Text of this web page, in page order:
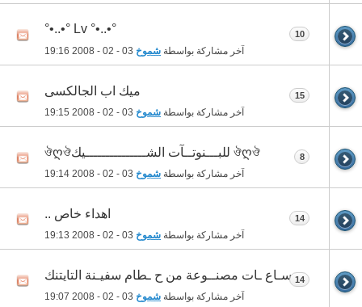
°•..•° Lv °•..•°
آخر مشاركة بواسطة شموخ 19:16
10
ميك اب الجالكسى
آخر مشاركة بواسطة شموخ 19:15
15
ঔღঔ للبـــنوتــآت الشـــــــــــــــيكঔღঔ
آخر مشاركة بواسطة شموخ 19:14
8
اهداء خاص ..
آخر مشاركة بواسطة شموخ 19:13
14
سـاع ـات مصنــوعة من ح ـطام سفيـنة التايتنك
آخر مشاركة بواسطة شموخ 19:07
14